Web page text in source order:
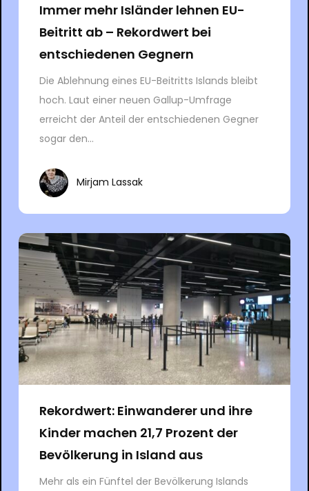
Immer mehr Isländer lehnen EU-
Beitritt ab – Rekordwert bei
entschiedenen Gegnern
Die Ablehnung eines EU-Beitritts Islands bleibt
hoch. Laut einer neuen Gallup-Umfrage
erreicht der Anteil der entschiedenen Gegner
sogar den...
Mirjam Lassak
Rekordwert: Einwanderer und ihre
Kinder machen 21,7 Prozent der
Bevölkerung in Island aus
Mehr als ein Fünftel der Bevölkerung Islands